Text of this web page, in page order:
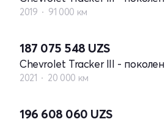
2019 91 000 км
187 075 548 UZS
2021 20 000 км
196 608 060 UZS